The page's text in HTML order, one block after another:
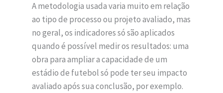
A metodologia usada varia muito em relação
ao tipo de processo ou projeto avaliado, mas
no geral, os indicadores só são aplicados
quando é possível medir os resultados: uma
obra para ampliar a capacidade de um
estádio de futebol só pode ter seu impacto
avaliado após sua conclusão, por exemplo.